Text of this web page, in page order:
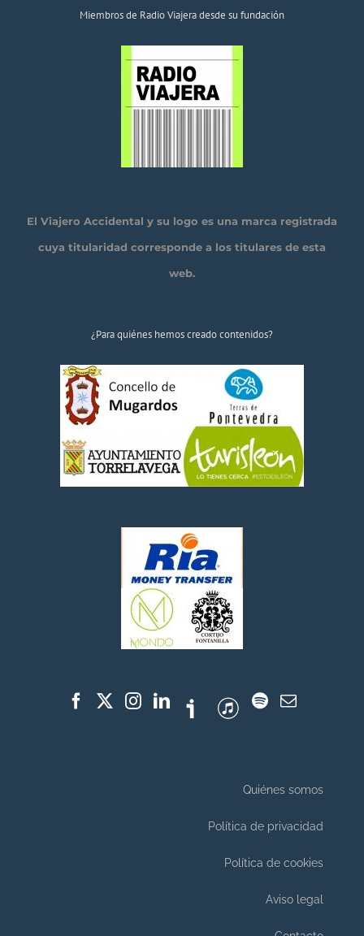
Miembros de Radio Viajera desde su fundación
El Viajero Accidental y su logo es una marca registrada
cuya titularidad corresponde a los titulares de esta
web.
¿Para quiénes hemos creado contenidos?
Quiénes somos
Política de privacidad
Política de cookies
Aviso legal